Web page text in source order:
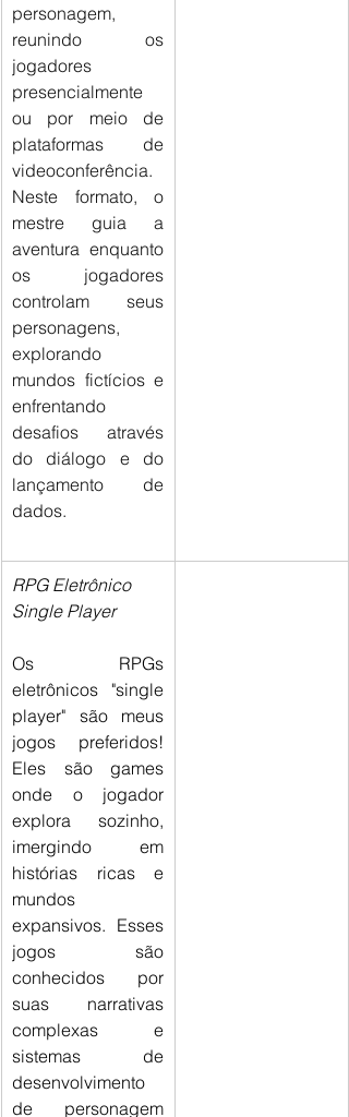
personagem,
reunindo os
jogadores
presencialmente
ou por meio de
plataformas de
videoconferência.
Neste formato, o
mestre guia a
aventura enquanto
os jogadores
controlam seus
personagens,
explorando
mundos fictícios e
enfrentando
desafios através
do diálogo e do
lançamento de
dados.
RPG Eletrônico
Single Player
Os RPGs
eletrônicos "single
player" são meus
jogos preferidos!
Eles são games
onde o jogador
explora sozinho,
imergindo em
histórias ricas e
mundos
expansivos. Esses
jogos são
conhecidos por
suas narrativas
complexas e
sistemas de
desenvolvimento
de personagem